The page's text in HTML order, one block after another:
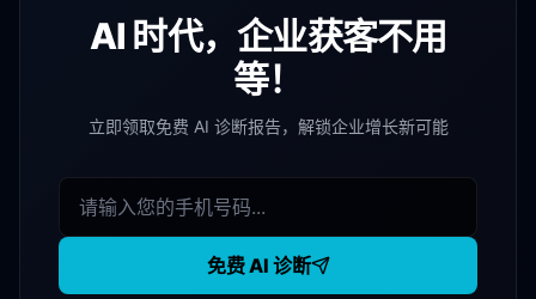
AI 时代，企业获客不用
等！
立即领取免费 AI 诊断报告，解锁企业增长新可能
免费 AI 诊断